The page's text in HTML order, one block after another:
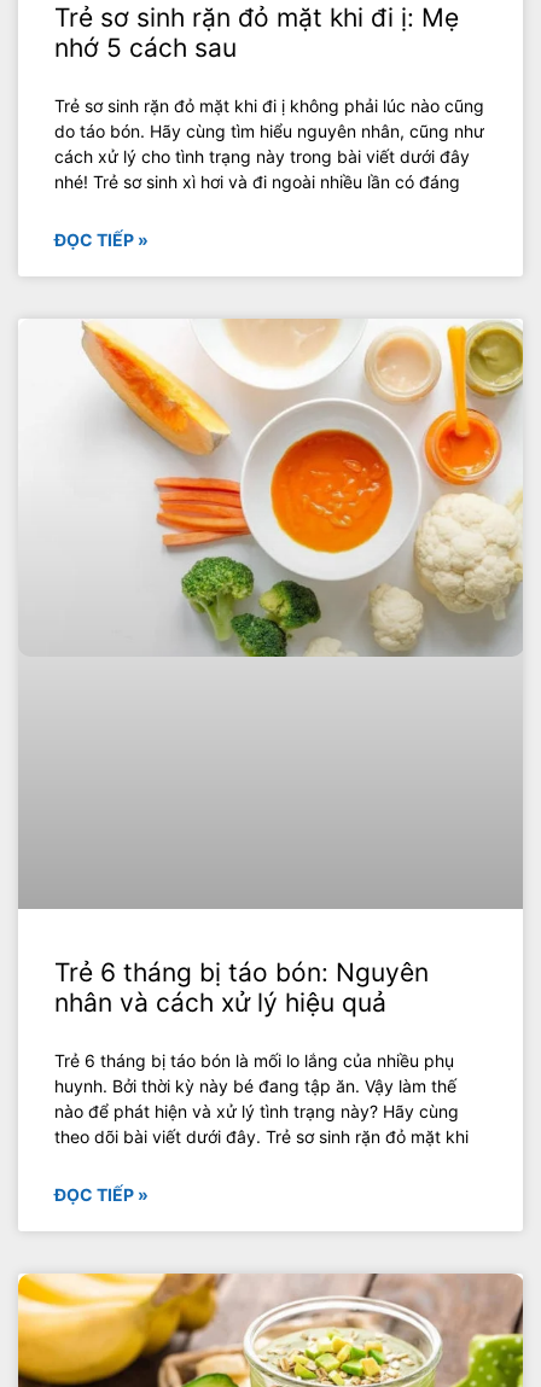
Trẻ sơ sinh rặn đỏ mặt khi đi ị: Mẹ
nhớ 5 cách sau
Trẻ sơ sinh rặn đỏ mặt khi đi ị không phải lúc nào cũng
do táo bón. Hãy cùng tìm hiểu nguyên nhân, cũng như
cách xử lý cho tình trạng này trong bài viết dưới đây
nhé! Trẻ sơ sinh xì hơi và đi ngoài nhiều lần có đáng
ĐỌC TIẾP »
Trẻ 6 tháng bị táo bón: Nguyên
nhân và cách xử lý hiệu quả
Trẻ 6 tháng bị táo bón là mối lo lắng của nhiều phụ
huynh. Bởi thời kỳ này bé đang tập ăn. Vậy làm thế
nào để phát hiện và xử lý tình trạng này? Hãy cùng
theo dõi bài viết dưới đây. Trẻ sơ sinh rặn đỏ mặt khi
ĐỌC TIẾP »